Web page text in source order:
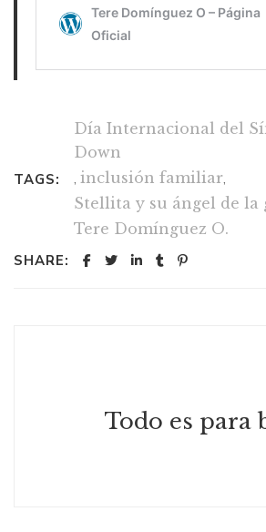
TAGS:
Día Internacional del
Down
, inclusión familiar,
Stellita y su ángel de la
Tere Domínguez O.
SHARE:
Todo es para